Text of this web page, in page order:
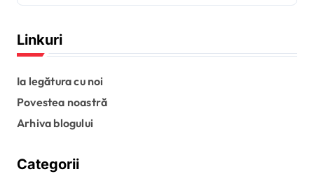
Linkuri
Ia legătura cu noi
Povestea noastră
Arhiva blogului
Categorii